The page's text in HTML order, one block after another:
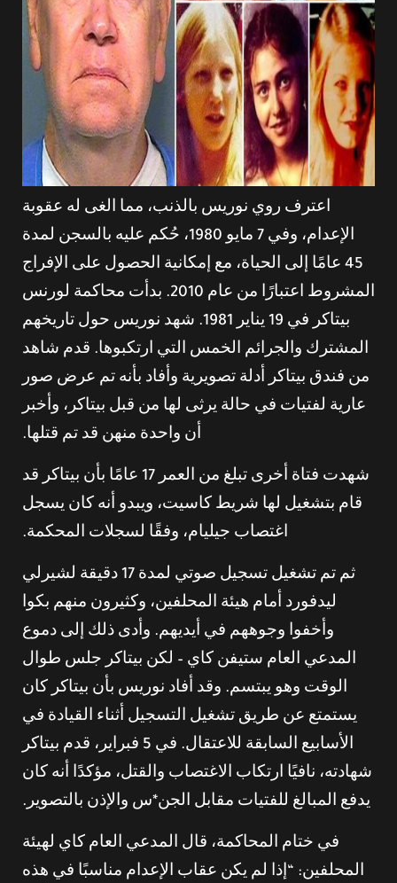
اعترف روي نوريس بالذنب، مما الغى له عقوبة
الإعدام، وفي 7 مايو 1980، حُكم عليه بالسجن لمدة
45 عامًا إلى الحياة، مع إمكانية الحصول على الإفراج
المشروط اعتبارًا من عام 2010. بدأت محاكمة لورنس
بيتاكر في 19 يناير 1981. شهد نوريس حول تاريخهم
المشترك والجرائم الخمس التي ارتكبوها. قدم شاهد
من فندق بيتاكر أدلة تصويرية وأفاد بأنه تم عرض صور
عارية لفتيات في حالة يرثى لها من قبل بيتاكر، وأخبر
أن واحدة منهن قد تم قتلها.
شهدت فتاة أخرى تبلغ من العمر 17 عامًا بأن بيتاكر قد
قام بتشغيل لها شريط كاسيت، ويبدو أنه كان يسجل
اغتصاب جيليام، وفقًا لسجلات المحكمة.
ثم تم تشغيل تسجيل صوتي لمدة 17 دقيقة لشيرلي
ليدفورد أمام هيئة المحلفين، وكثيرون منهم بكوا
وأخفوا وجوههم في أيديهم. وأدى ذلك إلى دموع
المدعي العام ستيفن كاي – لكن بيتاكر جلس طوال
الوقت وهو يبتسم. وقد أفاد نوريس بأن بيتاكر كان
يستمتع عن طريق تشغيل التسجيل أثناء القيادة في
الأسابيع السابقة للاعتقال. في 5 فبراير، قدم بيتاكر
شهادته، نافيًا ارتكاب الاغتصاب والقتل، مؤكدًا أنه كان
يدفع المبالغ للفتيات مقابل الجن*س والإذن بالتصوير.
في ختام المحاكمة، قال المدعي العام كاي لهيئة
المحلفين: “إذا لم يكن عقاب الإعدام مناسبًا في هذه